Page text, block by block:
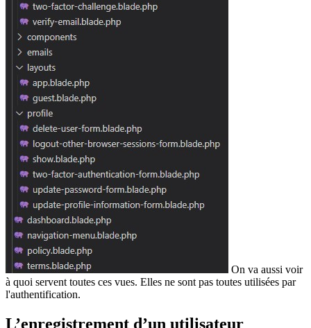
On va aussi voir
à quoi servent toutes ces vues. Elles ne sont pas toutes utilisées par
l'authentification.
L’enregistrement d’un utilisateur